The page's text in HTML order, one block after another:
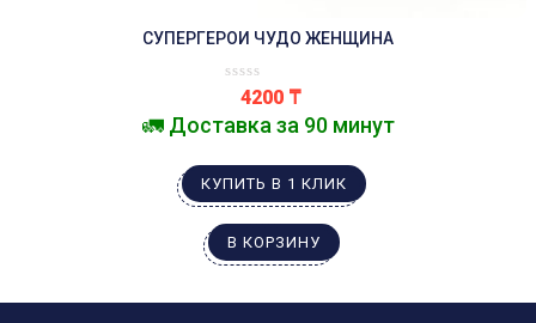
СУПЕРГЕРОИ ЧУДО ЖЕНЩИНА
4200 ₸
🚛 Доставка за 90 минут
КУПИТЬ В 1 КЛИК
В КОРЗИНУ